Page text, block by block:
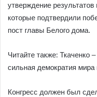
утверждение
которые подтвердили
пост главы Белого дома.
Читайте также:
сильная демократия
Конгресс должен был